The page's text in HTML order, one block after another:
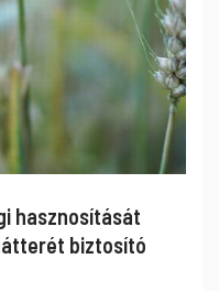
hasznosítását
biztosító